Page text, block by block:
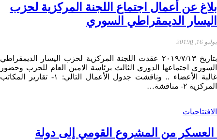
بلاغ عن أعمال اجتماع اللجنة المركزية لحزب
اليسار الديمقراطي السوري
يوليو 16, 2019 0
بتاريخ ٢٠١٩/٧/١٣ عقدت اللجنة المركزية لحزب اليسار الديمقراطي
السوري اجتماعها الدوري الثالث برئاسة الامين العام للحزب وحضور
غالبة الأعضاء .. وناقشت جدول الأعمال التالي: ١- تقارير المكاتب
المركزية ٢- مناقشة…
الافتتاحيات
العسكر من المشروع القومي إلى دولة